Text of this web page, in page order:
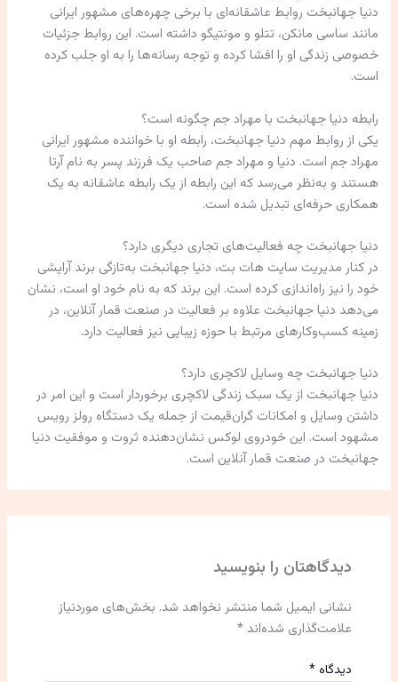
دنیا جهانبخت روابط عاشقانه‌ای با برخی چهره‌های مشهور ایرانی
مانند ساسی مانکن، تتلو و مونتیگو داشته است. این روابط جزئیات
خصوصی زندگی او را افشا کرده و توجه رسانه‌ها را به او جلب کرده
است.
رابطه دنیا جهانبخت با مهراد جم چگونه است؟
یکی از روابط مهم دنیا جهانبخت، رابطه او با خواننده مشهور ایرانی
مهراد جم است. دنیا و مهراد جم صاحب یک فرزند پسر به نام آرتا
هستند و به‌نظر می‌رسد که این رابطه از یک رابطه عاشقانه به یک
همکاری حرفه‌ای تبدیل شده است.
دنیا جهانبخت چه فعالیت‌های تجاری دیگری دارد؟
در کنار مدیریت سایت هات بت، دنیا جهانبخت به‌تازگی برند آرایشی
خود را نیز راه‌اندازی کرده است. این برند که به نام خود او است، نشان
می‌دهد دنیا جهانبخت علاوه بر فعالیت در صنعت قمار آنلاین، در
زمینه کسب‌وکارهای مرتبط با حوزه زیبایی نیز فعالیت دارد.
دنیا جهانبخت چه وسایل لاکچری دارد؟
دنیا جهانبخت از یک سبک زندگی لاکچری برخوردار است و این امر در
داشتن وسایل و امکانات گران‌قیمت از جمله یک دستگاه رولز رویس
مشهود است. این خودروی لوکس نشان‌دهنده ثروت و موفقیت دنیا
جهانبخت در صنعت قمار آنلاین است.
دیدگاهتان را بنویسید
نشانی ایمیل شما منتشر نخواهد شد. بخش‌های موردنیاز
علامت‌گذاری شده‌اند *
دیدگاه*